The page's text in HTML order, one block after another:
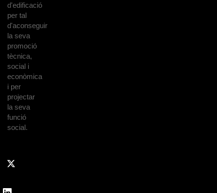
d'edificació
per tal
d'aconseguir
la seva
promoció
tècnica,
social i
econòmica
i per
projectar
la seva
funció
social.